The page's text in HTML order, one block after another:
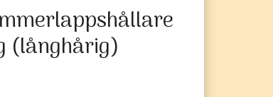
(långhårig)